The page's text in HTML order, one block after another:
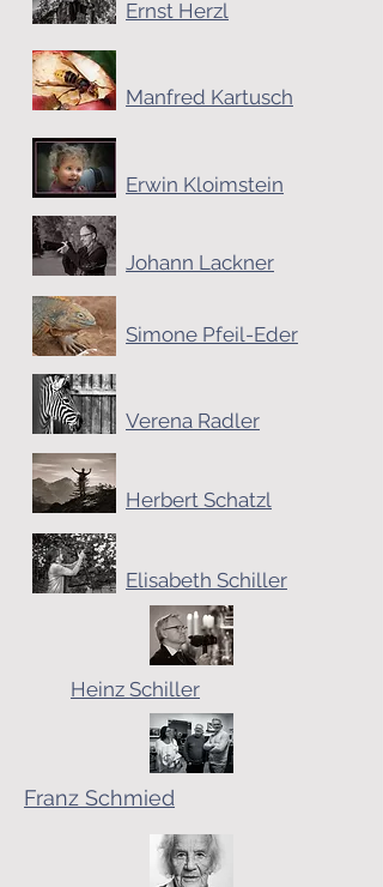
Ernst Herzl
Manfred Kartusch
Erwin Kloimstein
Johann Lackner
Simone Pfeil-Eder
Verena Radler
Herbert Schatzl
Elisabeth Schiller
Heinz Schiller
Franz Schmied